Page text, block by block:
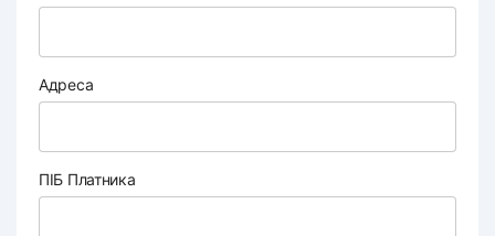
Адреса
ПІБ Платника